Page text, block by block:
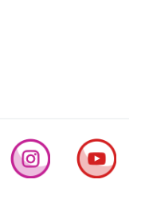
СО
II СОСТОИТСЯ